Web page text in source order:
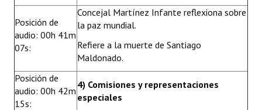
Posición de
audio: 00h 41m
07s:
Concejal Martínez Infante reflexiona sobre
la paz mundial.
Refiere a la muerte de Santiago
Maldonado.
Posición de
audio: 00h 42m
15s:
4) Comisiones y representaciones
especiales